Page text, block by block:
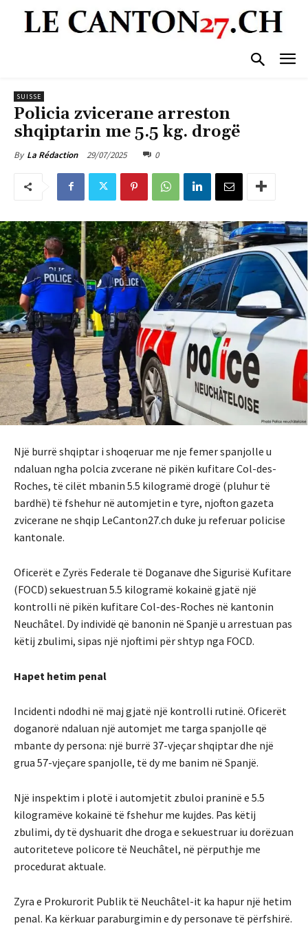
SUISSE
Policia zvicerane arreston
shqiptarin me 5.5 kg. drogë
By La Rédaction 29/07/2025 0
Një burrë shqiptar i shoqeruar me nje femer spanjolle u
ndaluan ngha polcia zvcerane në pikën kufitare Col-des-
Roches, të cilët mbanin 5.5 kilogramë drogë (pluhur të
bardhë) të fshehur në automjetin e tyre, njofton gazeta
zvicerane ne shqip LeCanton27.ch duke ju referuar policise
kantonale.
Oficerët e Zyrës Federale të Doganave dhe Sigurisë Kufitare
(FOCD) sekuestruan 5.5 kilogramë kokainë gjatë një
kontrolli në pikën kufitare Col-des-Roches në kantonin
Neuchâtel. Dy individë që banonin në Spanjë u arrestuan pas
këtij zbulimi, sipas një njoftimi për shtyp nga FOCD.
Hapet hetim penal
Incidenti ndodhi në maj gjatë një kontrolli rutinë. Oficerët
doganorë ndaluan një automjet me targa spanjolle që
mbante dy persona: një burrë 37-vjeçar shqiptar dhe një
grua 57-vjeçare spanjolle, të dy me banim në Spanjë.
Një inspektim i plotë i automjetit zbuloi praninë e 5.5
kilogramëve kokainë të fshehur me kujdes. Pas këtij
zbulimi, dy të dyshuarit dhe droga e sekuestruar iu dorëzuan
autoriteteve policore të Neuchâtel, në përputhje me
procedurat aktuale.
Zyra e Prokurorit Publik të Neuchâtel-it ka hapur një hetim
penal. Ka kërkuar paraburgimin e dy personave të përfshirë.